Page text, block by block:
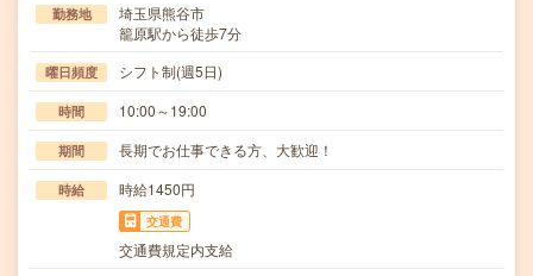
勤務地
埼玉県熊谷市
籠原駅から徒歩7分
曜日頻度 シフト制(週5日)
時間 10:00～19:00
期間 長期でお仕事できる方、大歓迎！
時給 時給1450円
交通費
交通費規定内支給